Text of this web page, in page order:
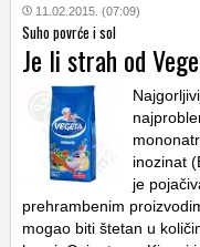
11.02.2015. (07:09)
Suho povrće i sol
Je li strah od
inozinat
je
prehrambenim
mogao biti štetan u